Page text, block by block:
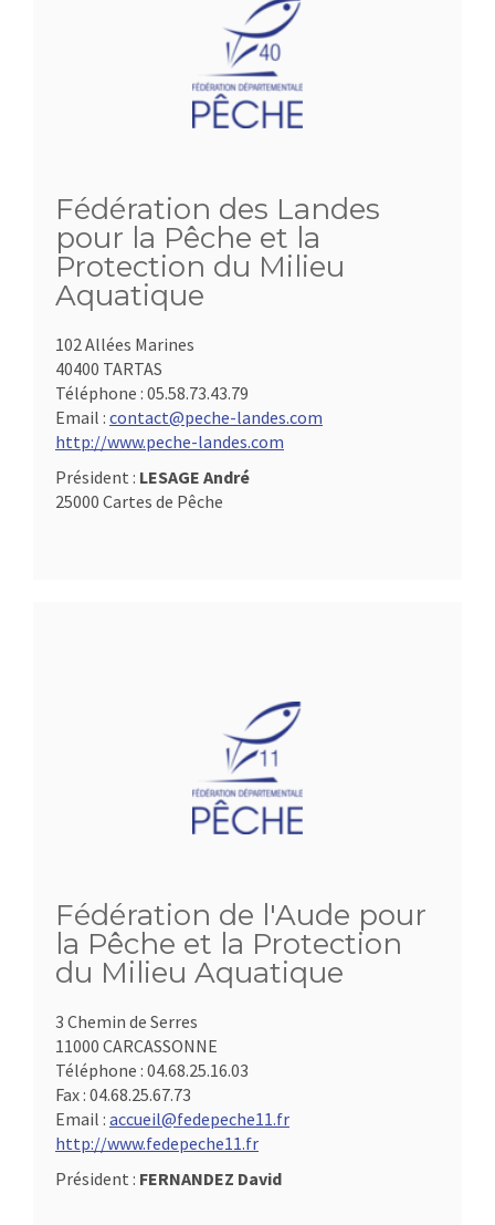
Fédération des Landes
pour la Pêche et la
Protection du Milieu
Aquatique
102 Allées Marines
40400 TARTAS
Téléphone : 05.58.73.43.79
Email : contact@peche-landes.com
http://www.peche-landes.com
Président : LESAGE André
25000 Cartes de Pêche
Fédération de l'Aude pour
la Pêche et la Protection
du Milieu Aquatique
3 Chemin de Serres
11000 CARCASSONNE
Téléphone : 04.68.25.16.03
Fax : 04.68.25.67.73
Email : accueil@fedepeche11.fr
http://www.fedepeche11.fr
Président : FERNANDEZ David